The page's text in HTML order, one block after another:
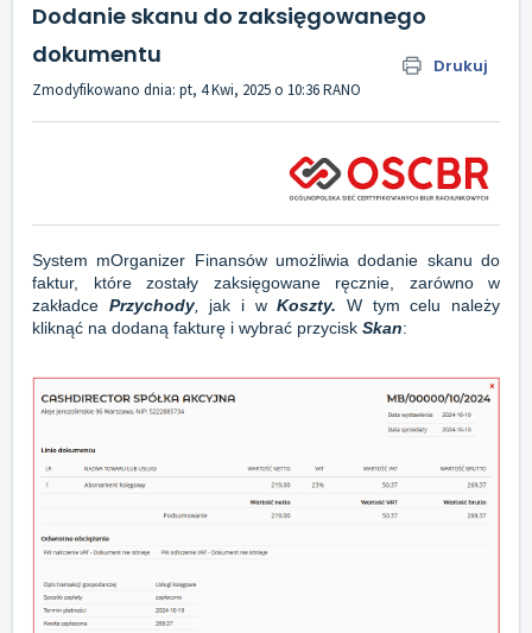
Dodanie skanu do zaksięgowanego
dokumentu
Drukuj
Zmodyfikowano dnia: pt, 4 Kwi, 2025 o 10:36 RANO
System mOrganizer Finansów umożliwia dodanie skanu do
faktur, które zostały zaksięgowane ręcznie, zarówno w
zakładce Przychody, jak i wKoszty. W tym celu należy
kliknąć na dodaną fakturę i wybrać przycisk Skan: